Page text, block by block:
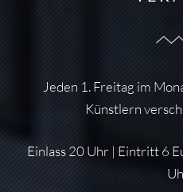
Jeden 1. Freitag im
Künstlern
Einlass 20 Uhr | Eintritt 6